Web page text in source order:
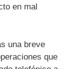
en mal
una breve
que